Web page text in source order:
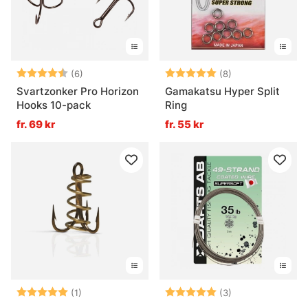
Betyg: (6)
4.8 utav 5 stjärnor
Svartzonker Pro Horizon
Hooks 10-pack
fr. 69 kr
Betyg: (8)
Gamakatsu Hyper Split
Ring
fr. 55 kr
Betyg: (1)
5.0 utav 5 stjärnorBetyg: (3)